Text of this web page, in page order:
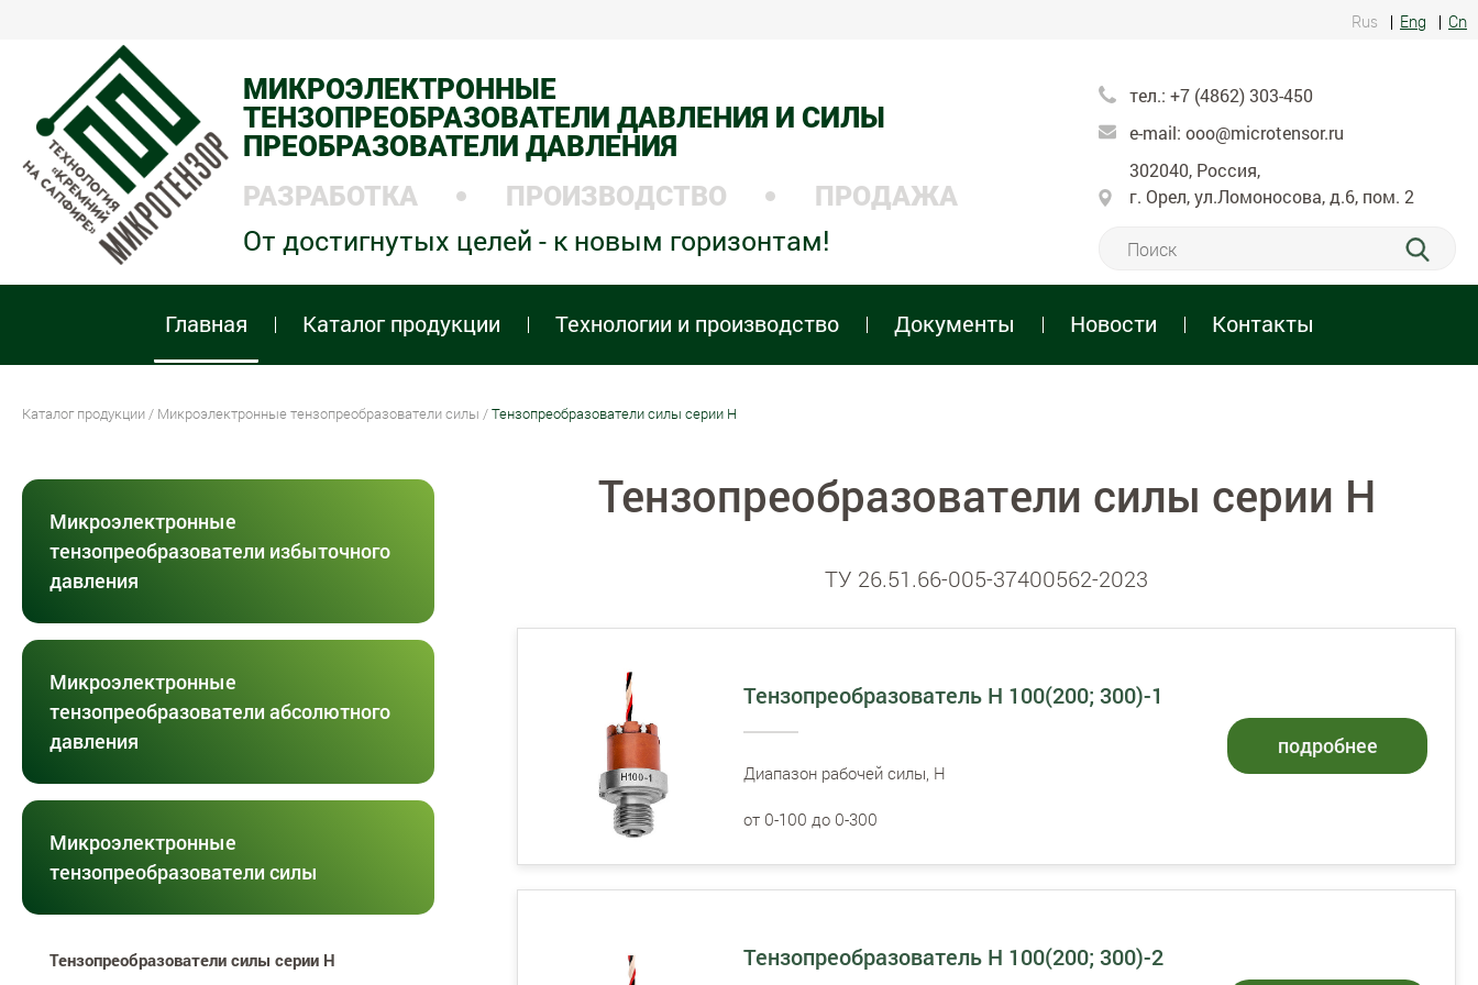
Rus Eng Cn
МИКРОЭЛЕКТРОННЫЕ
ТЕНЗОПРЕОБРАЗОВАТЕЛИ ДАВЛЕНИЯ И СИЛЫ
ПРЕОБРАЗОВАТЕЛИ ДАВЛЕНИЯ
РАЗРАБОТКА ПРОИЗВОДСТВО ПРОДАЖА
От достигнутых целей - к новым горизонтам!
тел.: +7 (4862) 303-450
e-mail: ooo@microtensor.ru
302040, Россия,
г. Орел, ул.Ломоносова, д.6, пом. 2
Главная Каталог продукции Технологии и производство Документы Новости Контакты
Каталог продукции/ Микроэлектронные тензопреобразователи силы /Тензопреобразователи силы серии H
Микроэлектронные
тензопреобразователи избыточного
давления
Микроэлектронные
тензопреобразователи абсолютного
давления
Микроэлектронные
тензопреобразователи силы
Тензопреобразователи силы серии H
Тензопреобразователи силы серии H
ТУ 26.51.66-005-37400562-2023
Тензопреобразователь H 100(200; 300)-1
Диапазон рабочей силы, Н
от 0-100 до 0-300
подробнее
Тензопреобразователь H 100(200; 300)-2